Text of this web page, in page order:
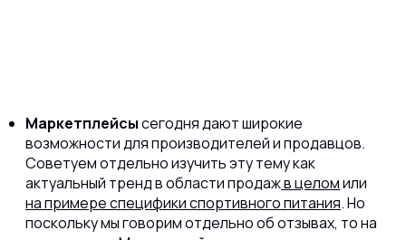
Маркетплейсысегодня дают широкие
возможности для производителей и продавцов.
Советуем отдельно изучить эту тему как
актуальный тренд в области продажв целомили
на примере специфики спортивного питания. Но
поскольку мы говорим отдельно об отзывах, то на